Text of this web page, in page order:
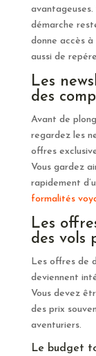
démarche
donne accès
aussi de
Les
des
Avant de
regardez les
offres
Vous gardez
rapidement
formalités
Les
des vols
Les offres de
deviennent
Vous devez
des prix
aventuriers.
Le budget